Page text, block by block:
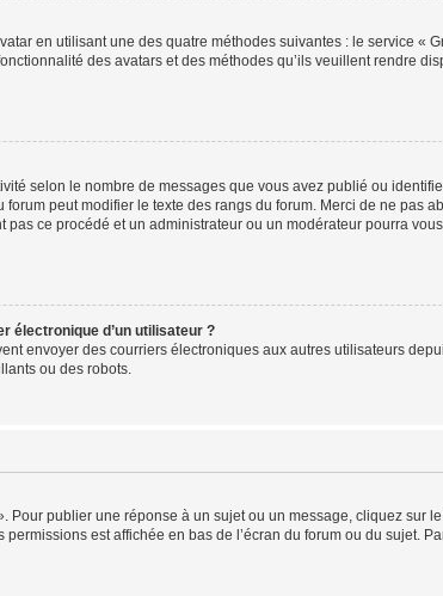
en utilisant une des quatre méthodes suivantes : le service «
des avatars et des méthodes qu’ils veuillent rendre
selon le nombre de messages que vous avez publié ou
peut modifier le texte des rangs du forum. Merci de ne pas
ce procédé et un administrateur ou un modérateur pourra
électronique d’un utilisateur ?
envoyer des courriers électroniques aux autres utilisateurs
ou des robots.
publier une réponse à un sujet ou un message, cliquez sur
est affichée en bas de l’écran du forum ou du sujet.